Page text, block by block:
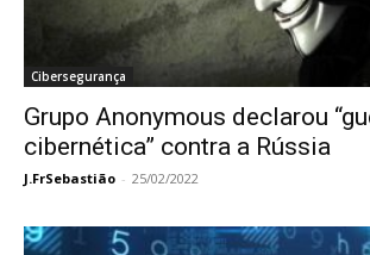
Cibersegurança
Grupo Anonymous declarou
cibernética” contra a Rússia
J.FrSebastião - 25/02/2022